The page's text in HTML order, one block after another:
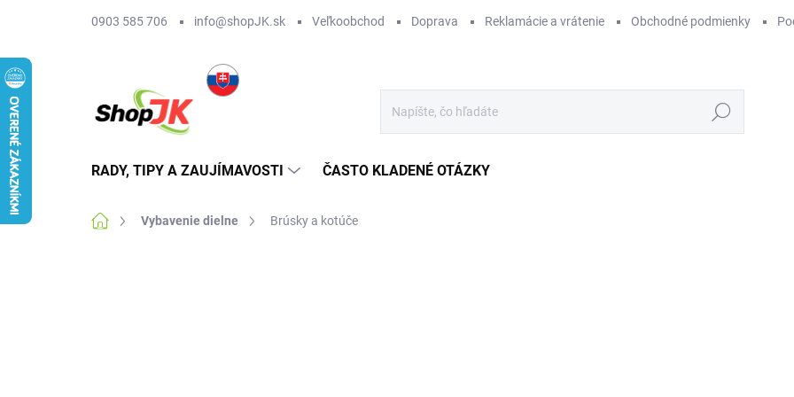
0903 585 706 info@shopJK.sk Veľkoobchod Doprava Reklamácie a vrátenie Obchodné podmienky
Hľadať
RADY, TIPY A ZAUJÍMAVOSTI ČASTO KLADENÉ OTÁZKY
DomovVybavenie dielne Brúsky a kotúče